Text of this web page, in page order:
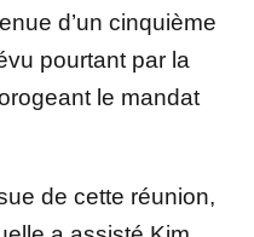
d’un cinquième
pourtant par la
le mandat
de cette réunion,